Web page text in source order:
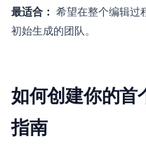
最适合： 希望在整个编辑过
初始生成的团队。
如何创建你的首
指南